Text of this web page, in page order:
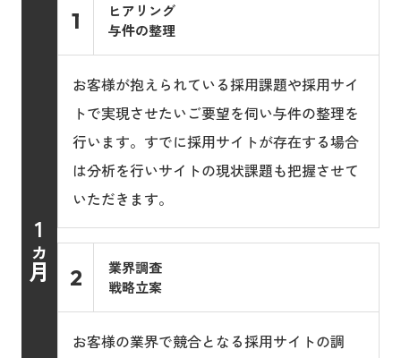
1
ヵ
月
1
ヒアリング
与件の整理
お客様が抱えられている採用課題や採用サイ
トで実現させたいご要望を伺い与件の整理を
行います。すでに採用サイトが存在する場合
は分析を行いサイトの現状課題も把握させて
いただきます。
2
業界調査
戦略立案
お客様の業界で競合となる採用サイトの調